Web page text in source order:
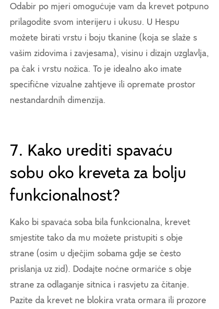
Odabir po mjeri omogućuje vam da krevet potpuno
prilagodite svom interijeru i ukusu. U Hespu
možete birati vrstu i boju tkanine (koja se slaže s
vašim zidovima i zavjesama), visinu i dizajn uzglavlja,
pa čak i vrstu nožica. To je idealno ako imate
specifične vizualne zahtjeve ili opremate prostor
nestandardnih dimenzija.
7. Kako urediti spavaću
sobu oko kreveta za bolju
funkcionalnost?
Kako bi spavaća soba bila funkcionalna, krevet
smjestite tako da mu možete pristupiti s obje
strane (osim u dječjim sobama gdje se često
prislanja uz zid). Dodajte noćne ormariće s obje
strane za odlaganje sitnica i rasvjetu za čitanje.
Pazite da krevet ne blokira vrata ormara ili prozore